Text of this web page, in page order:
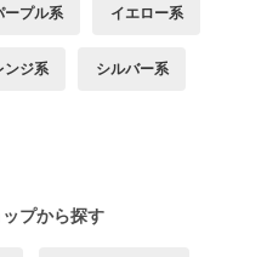
ープル系 イエロー系
ンジ系 シルバー系
プから探す